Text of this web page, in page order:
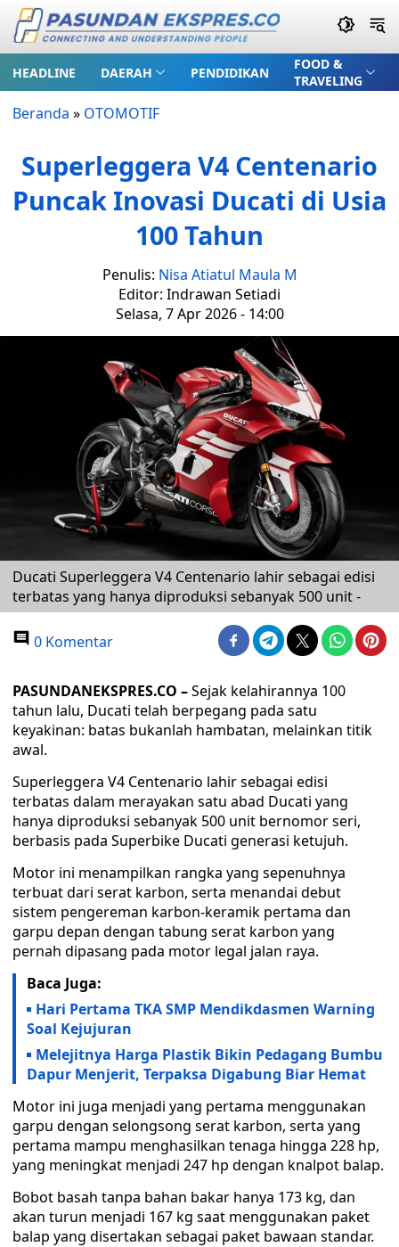
HEADLINE DAERAH PENDIDIKAN
FOOD &
TRAVELING
Beranda » OTOMOTIF
Superleggera V4 Centenario
Puncak Inovasi Ducati di Usia
100 Tahun
Penulis: Nisa Atiatul Maula M
Editor: Indrawan Setiadi
Selasa, 7 Apr 2026 - 14:00
Ducati Superleggera V4 Centenario lahir sebagai edisi
terbatas yang hanya diproduksi sebanyak 500 unit -
0 Komentar
PASUNDANEKSPRES.CO –Sejak kelahirannya 100
tahun lalu, Ducati telah berpegang pada satu
keyakinan: batas bukanlah hambatan, melainkan titik
awal.
Superleggera V4 Centenario lahir sebagai edisi
terbatas dalam merayakan satu abad Ducati yang
hanya diproduksi sebanyak 500 unit bernomor seri,
berbasis pada Superbike Ducati generasi ketujuh.
Motor ini menampilkan rangka yang sepenuhnya
terbuat dari serat karbon, serta menandai debut
sistem pengereman karbon-keramik pertama dan
garpu depan dengan tabung serat karbon yang
pernah dipasang pada motor legal jalan raya.
Baca Juga:
Hari Pertama TKA SMP Mendikdasmen Warning
Soal Kejujuran
Melejitnya Harga Plastik Bikin Pedagang Bumbu
Dapur Menjerit, Terpaksa Digabung Biar Hemat
Motor ini juga menjadi yang pertama menggunakan
garpu dengan selongsong serat karbon, serta yang
pertama mampu menghasilkan tenaga hingga 228 hp,
yang meningkat menjadi 247 hp dengan knalpot balap.
Bobot basah tanpa bahan bakar hanya 173 kg, dan
akan turun menjadi 167 kg saat menggunakan paket
balap yang disertakan sebagai paket bawaan standar.